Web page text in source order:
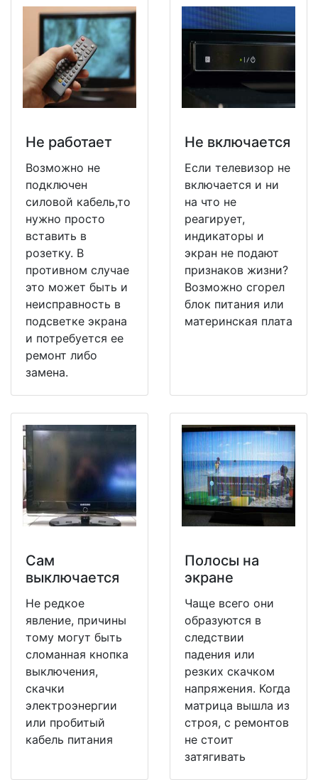
Не работает
Возможно не
подключен
силовой кабель,то
нужно просто
вставить в
розетку. В
противном случае
это может быть и
неисправность в
подсветке экрана
и потребуется ее
ремонт либо
замена.
Не включается
Если телевизор не
включается и ни
на что не
реагирует,
индикаторы и
экран не подают
признаков жизни?
Возможно сгорел
блок питания или
материнская плата
Сам
выключается
Не редкое
явление, причины
тому могут быть
сломанная кнопка
выключения,
скачки
электроэнергии
или пробитый
кабель питания
Полосы на
экране
Чаще всего они
образуются в
следствии
падения или
резких скачком
напряжения. Когда
матрица вышла из
строя, с ремонтов
не стоит
затягивать